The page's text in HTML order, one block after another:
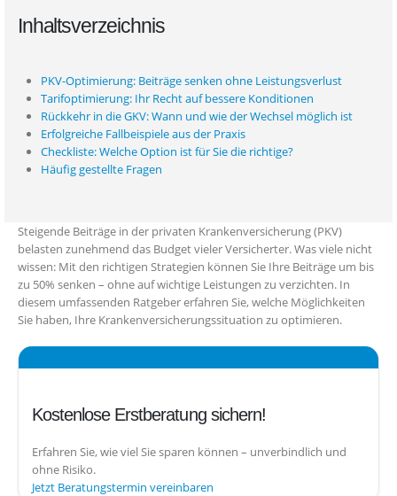
Inhaltsverzeichnis
PKV-Optimierung: Beiträge senken ohne Leistungsverlust
Tarifoptimierung: Ihr Recht auf bessere Konditionen
Rückkehr in die GKV: Wann und wie der Wechsel möglich ist
Erfolgreiche Fallbeispiele aus der Praxis
Checkliste: Welche Option ist für Sie die richtige?
Häufig gestellte Fragen
Steigende Beiträge in der privaten Krankenversicherung (PKV)
belasten zunehmend das Budget vieler Versicherter. Was viele nicht
wissen: Mit den richtigen Strategien können Sie Ihre Beiträge um bis
zu 50% senken – ohne auf wichtige Leistungen zu verzichten. In
diesem umfassenden Ratgeber erfahren Sie, welche Möglichkeiten
Sie haben, Ihre Krankenversicherungssituation zu optimieren.
Kostenlose Erstberatung sichern!
Erfahren Sie, wie viel Sie sparen können – unverbindlich und
ohne Risiko.
Jetzt Beratungstermin vereinbaren